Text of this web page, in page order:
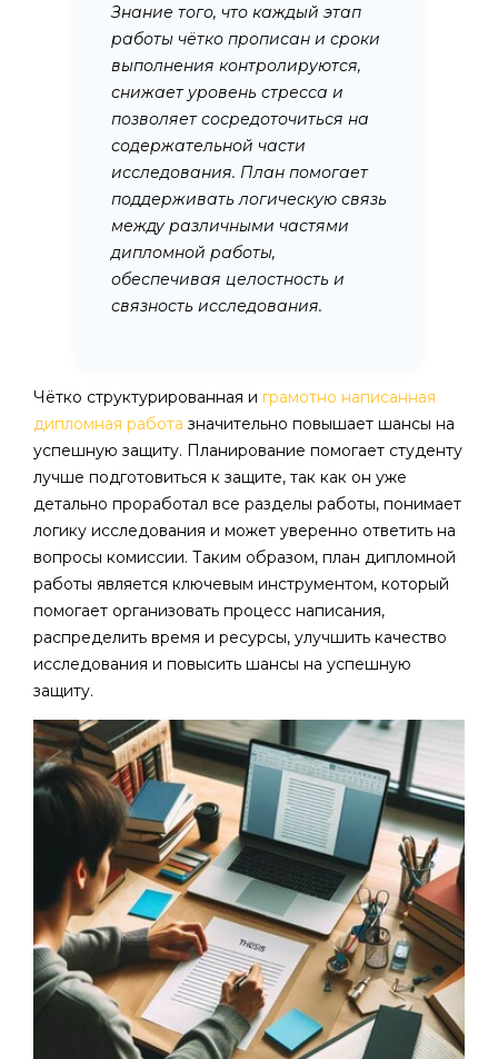
Знание того, что каждый этап
работы чётко прописан и сроки
выполнения контролируются,
снижает уровень стресса и
позволяет сосредоточиться на
содержательной части
исследования. План помогает
поддерживать логическую связь
между различными частями
дипломной работы,
обеспечивая целостность и
связность исследования.
Чётко структурированная и грамотно написанная
дипломная работа значительно повышает шансы на
успешную защиту. Планирование помогает студенту
лучше подготовиться к защите, так как он уже
детально проработал все разделы работы, понимает
логику исследования и может уверенно ответить на
вопросы комиссии. Таким образом, план дипломной
работы является ключевым инструментом, который
помогает организовать процесс написания,
распределить время и ресурсы, улучшить качество
исследования и повысить шансы на успешную
защиту.